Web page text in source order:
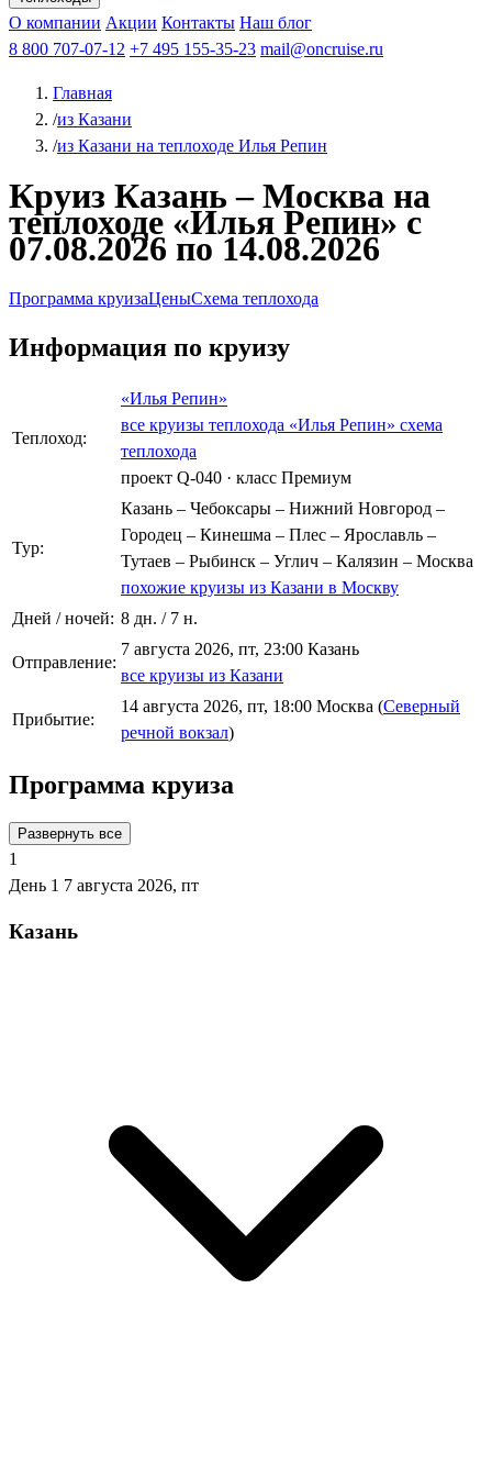
Чебоксарыиз Волгоградаиз Саратова Все города
КазаньВ Нижний НовгородВ ПермьВ Ростов-на-Дону
РыбинскНа СоловкиНа ВалаамПо ОкеПо Енисею
Афанасий Никитин Октябрьская революция
ФединАлександр СвешниковИван
МироновА.С.Попов
О компании Акции Контакты Наш блог
8 800 707-07-12 +7 495 155-35-23 mail@oncruise.ru
Главная
/из Казани
/из Казани на теплоходе Илья Репин
Круиз Казань – Москва на
теплоходе «Илья Репин» с
07.08.2026 по 14.08.2026
Программа круизаЦеныСхема теплохода
Информация по круизу
Теплоход:
«Илья Репин»
все круизы теплохода «Илья Репин» схема
теплохода
проект Q-040 · класс Премиум
Тур:
Казань – Чебоксары – Нижний Новгород –
Городец – Кинешма – Плес – Ярославль –
Тутаев – Рыбинск – Углич – Калязин – Москва
похожие круизы из Казани в Москву
Дней / ночей: 8 дн. / 7 н.
Отправление:
7 августа 2026, пт, 23:00 Казань
все круизы из Казани
Прибытие:
14 августа 2026, пт, 18:00 Москва (Северный
речной вокзал)
Программа круиза
Развернуть все
1
День 1 7 августа 2026, пт
Казань